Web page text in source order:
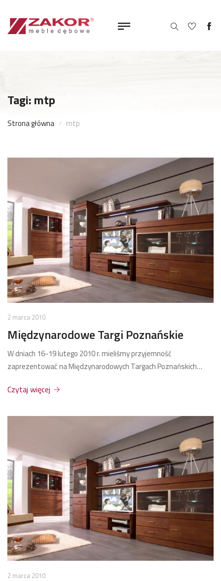
Tagi: mtp
Strona główna mtp
2 marca 2010
Międzynarodowe Targi Poznańskie
W dniach 16-19 lutego 2010 r. mieliśmy przyjemność
zaprezentować na Międzynarodowych Targach Poznańskich…
Czytaj więcej
2 marca 2010